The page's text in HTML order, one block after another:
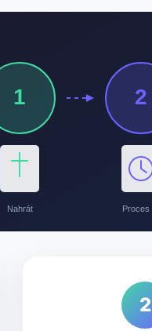
1
Nahrát
2
Proces
2